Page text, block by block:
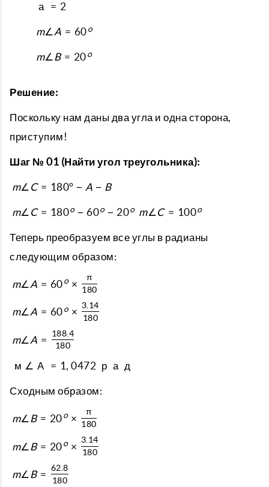
а = 2
m∠A = 60o
m∠B = 20o
Решение:
Поскольку нам даны два угла и одна сторона,
приступим!
Шаг № 01 (Найти угол треугольника):
m∠ C = 180° − A − B
m∠ C = 180o − 60o − 20o m∠C = 100o
Теперь преобразуем все углы в радианы
следующим образом:
m∠ A = 60o ×
π
180
m∠A = 60o ×
3.14
180
m∠A =
188.4
180
м ∠ А = 1 , 0472 р а д
Сходным образом:
m∠ B = 20o ×
π
180
m∠ B = 20o ×
3.14
180
m∠B =
62.8
180